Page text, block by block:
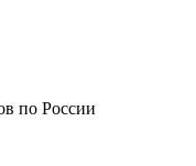
по России